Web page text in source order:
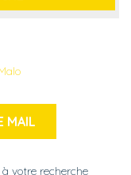
MAIL
votre recherche